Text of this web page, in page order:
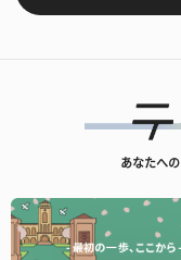
あなたへ